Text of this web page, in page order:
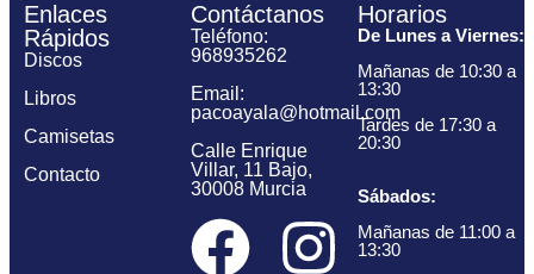
Enlaces
Rápidos
Discos
Libros
Camisetas
Contacto
Contáctanos
Teléfono:
968935262
Email:
pacoayala@hotmail.com
Calle Enrique
Villar, 11 Bajo,
30008 Murcia
Horarios
De Lunes a Viernes:
Mañanas de 10:30 a
13:30
Tardes de 17:30 a
20:30
Sábados:
Mañanas de 11:00 a
13:30